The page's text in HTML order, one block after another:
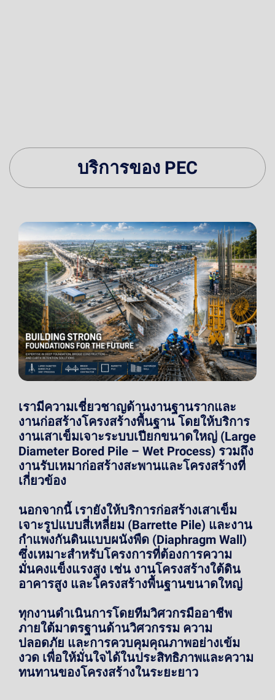
บริการของ PEC
เรามีความเชี่ยวชาญด้านงานฐานรากและ
งานก่อสร้างโครงสร้างพื้นฐาน โดยให้บริการ
งานเสาเข็มเจาะระบบเปียกขนาดใหญ่ (Large
Diameter Bored Pile – Wet Process) รวมถึง
งานรับเหมาก่อสร้างสะพานและโครงสร้างที่
เกี่ยวข้อง
นอกจากนี้ เรายังให้บริการก่อสร้างเสาเข็ม
เจาะรูปแบบสี่เหลี่ยม (Barrette Pile) และงาน
กำแพงกันดินแบบผนังพืด (Diaphragm Wall)
ซึ่งเหมาะสำหรับโครงการที่ต้องการความ
มั่นคงแข็งแรงสูง เช่น งานโครงสร้างใต้ดิน
อาคารสูง และโครงสร้างพื้นฐานขนาดใหญ่
ทุกงานดำเนินการโดยทีมวิศวกรมืออาชีพ
ภายใต้มาตรฐานด้านวิศวกรรม ความ
ปลอดภัย และการควบคุมคุณภาพอย่างเข้ม
งวด เพื่อให้มั่นใจได้ในประสิทธิภาพและความ
ทนทานของโครงสร้างในระยะยาว